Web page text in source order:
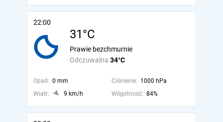
22:00
31°C
Odczuwalna 34°C
Prawie bezchmurnie
Opad: 0 mm Ciśnienie: 1000 hPa
Wiatr:
9 km/h Wilgotność: 84%